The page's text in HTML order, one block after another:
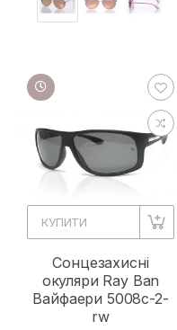
КУПИТИ
Сонцезахисні
окуляри Ray Ban
Вайфаери 5008с-2-
rw